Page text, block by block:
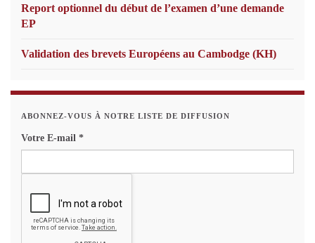
Report optionnel du début de l’examen d’une demande
EP
Validation des brevets Européens au Cambodge (KH)
ABONNEZ-VOUS À NOTRE LISTE DE DIFFUSION
Votre E-mail *